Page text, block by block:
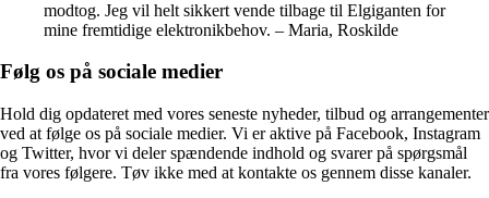
modtog. Jeg vil helt sikkert vende tilbage til Elgiganten for
mine fremtidige elektronikbehov. – Maria, Roskilde
Følg os på sociale medier
Hold dig opdateret med vores seneste nyheder, tilbud og arrangementer
ved at følge os på sociale medier. Vi er aktive på Facebook, Instagram
og Twitter, hvor vi deler spændende indhold og svarer på spørgsmål
fra vores følgere. Tøv ikke med at kontakte os gennem disse kanaler.